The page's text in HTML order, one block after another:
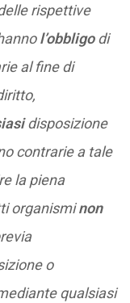
rispettive
l’obbligodi
al fine di
disposizione
contrarie a tale
la piena
organisminon
o
qualsiasi